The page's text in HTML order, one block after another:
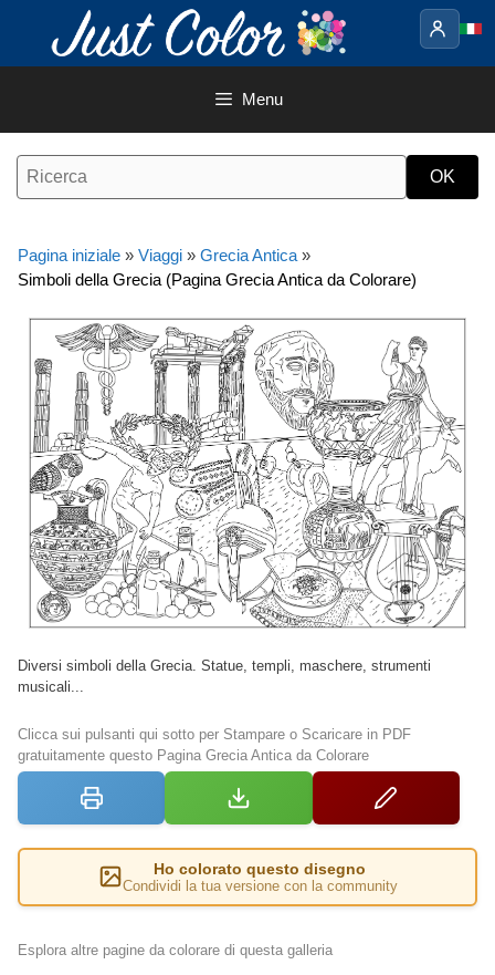
contenuto
Menu
Pagina iniziale » Viaggi » Grecia Antica »
Simboli della Grecia (Pagina Grecia Antica da Colorare)
Diversi simboli della Grecia. Statue, templi, maschere, strumenti
musicali...
Clicca sui pulsanti qui sotto per Stampare o Scaricare in PDF
gratuitamente questo Pagina Grecia Antica da Colorare
Ho colorato questo disegno
Condividi la tua versione con la community
Esplora altre pagine da colorare di questa galleria